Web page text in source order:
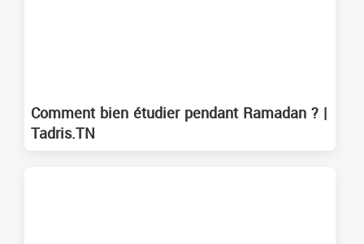
Comment bien étudier pendant Ramadan ? |
Tadris.TN